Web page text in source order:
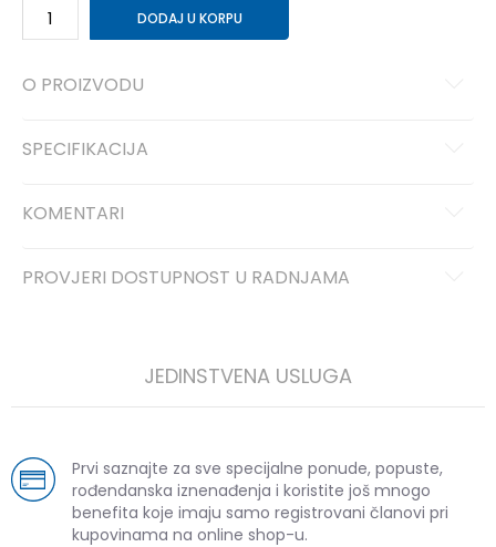
DODAJ U KORPU
O PROIZVODU
SPECIFIKACIJA
KOMENTARI
PROVJERI DOSTUPNOST U RADNJAMA
JEDINSTVENA USLUGA
Prvi saznajte za sve specijalne ponude, popuste,
rođendanska iznenađenja i koristite još mnogo
benefita koje imaju samo registrovani članovi pri
kupovinama na online shop-u.